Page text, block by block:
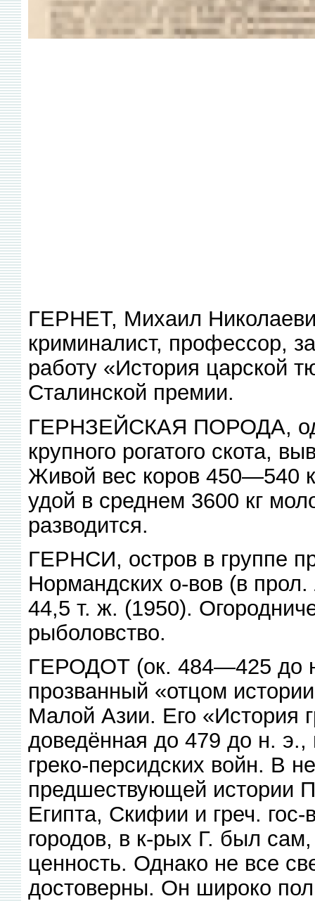
ГЕРНЕТ, Михаил
криминалист, профессор,
работу «История царской
Сталинской премии.
ГЕРНЗЕЙСКАЯ ПОРОДА,
крупного рогатого скота,
Живой вес коров 450—540
удой в среднем 3600 кг
разводится.
ГЕРНСИ, остров в группе
Нормандских о-вов (в
44,5 т. ж. (1950).
рыболовство.
ГЕРОДОТ (ок. 484—425 до
прозванный «отцом
Малой Азии. Его «История
доведённая до 479 до н.
греко-персидских войн. В
предшествующей истории
Египта, Скифии и греч.
городов, в к-рых Г. был
ценность. Однако не все
достоверны. Он широко